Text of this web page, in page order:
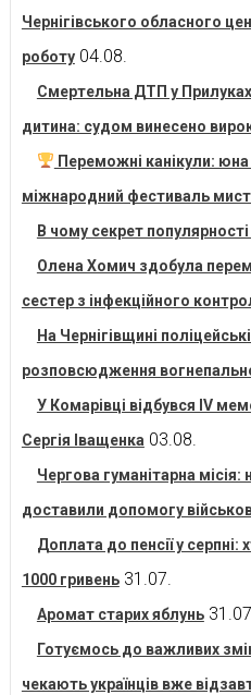
Чернігівського обласного
роботу 04.08.
Смертельна ДТП у
дитина: судом винесено
Переможні канікули:
міжнародний фестиваль
В чому секрет
Олена Хомич здобула
сестер з інфекційного
На Чернігівщині
розповсюдження
У Комарівці відбувся IV
Сергія Іващенка 03.08.
Чергова гуманітарна
доставили допомогу
Доплата до пенсії у
1000 гривень 31.07.
Аромат старих яблунь
Готуємось до важливих
чекають українців вже